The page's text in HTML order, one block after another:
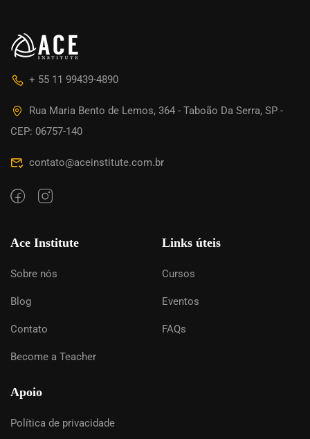
+ 55 11 99439-4890
Rua Maria Bento de Lemos, 364 - Taboão Da Serra, SP -
CEP: 06757-140
contato@aceinstitute.com.br
Ace Institute
Sobre nós
Blog
Contato
Become a Teacher
Links úteis
Cursos
Eventos
FAQs
Apoio
Política de privacidade